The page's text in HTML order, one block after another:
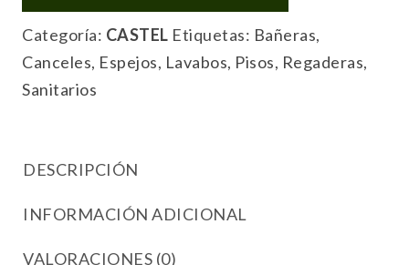
Categoría: CASTEL Etiquetas: Bañeras,
Canceles, Espejos, Lavabos, Pisos, Regaderas,
Sanitarios
DESCRIPCIÓN
INFORMACIÓN ADICIONAL
VALORACIONES (0)